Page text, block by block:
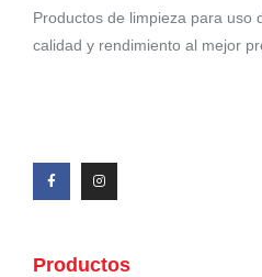
Productos de limpieza para uso
calidad y rendimiento al mejor
Productos